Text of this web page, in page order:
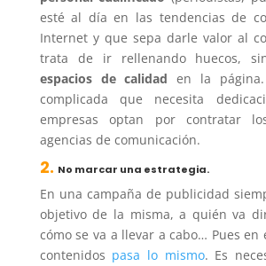
esté al día en las tendencias de
Internet y que sepa darle valor al
trata de ir rellenando huecos,
espacios de calidad en la
complicada que necesita
empresas optan por contratar
agencias de comunicación.
2. No marcar una estrategia.
En una campaña de publicidad
objetivo de la misma, a quién va
cómo se va a llevar a cabo… Pues en
contenidos pasa lo mismo. Es